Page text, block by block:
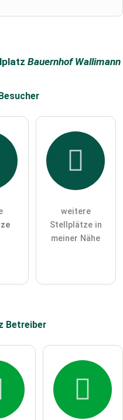
Bauernhof Wallimann
weitere
Stellplätze in
meiner Nähe
Betreiber